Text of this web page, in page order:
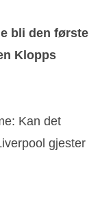
bli den første
Klopps
Kan det
gjester